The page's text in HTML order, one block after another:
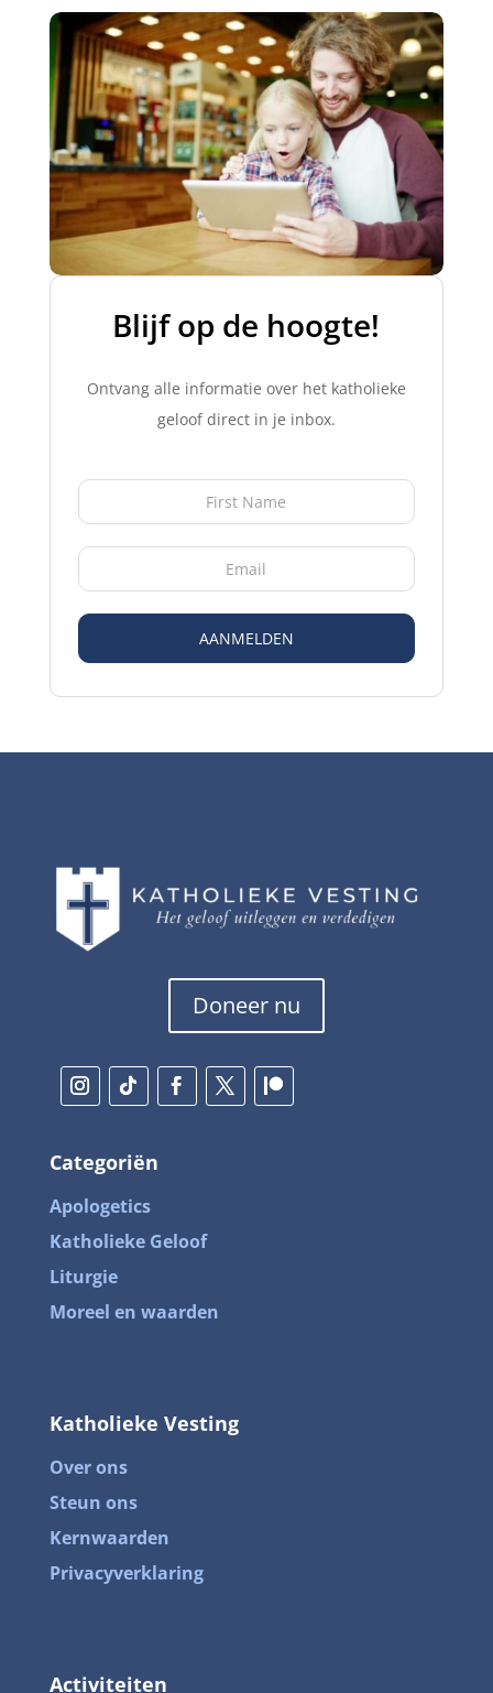
Blijf op de hoogte!​
Ontvang alle informatie over het katholieke
geloof direct in je inbox.
AANMELDEN
Doneer nu
Categoriën
Apologetics
Katholieke Geloof
Liturgie
Moreel en waarden
Katholieke Vesting
Over ons
Steun ons
Kernwaarden
Privacyverklaring
Activiteiten